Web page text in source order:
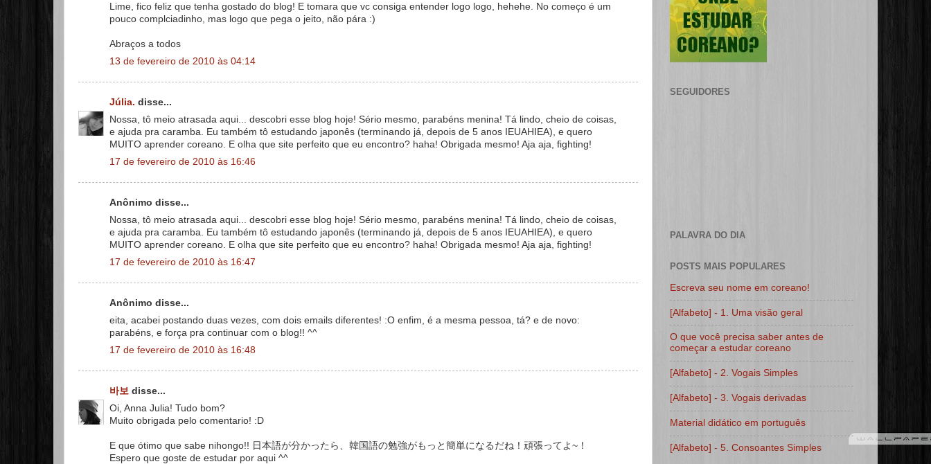
Lime, fico feliz que tenha gostado do blog! E tomara que vc consiga entender logo logo, hehehe. No começo é um
pouco complciadinho, mas logo que pega o jeito, não pára :)
Abraços a todos
13 de fevereiro de 2010 às 04:14
Júlia. disse...
Nossa, tô meio atrasada aqui... descobri esse blog hoje! Sério mesmo, parabéns menina! Tá lindo, cheio de coisas,
e ajuda pra caramba. Eu também tô estudando japonês (terminando já, depois de 5 anos IEUAHIEA), e quero
MUITO aprender coreano. E olha que site perfeito que eu encontro? haha! Obrigada mesmo! Aja aja, fighting!
17 de fevereiro de 2010 às 16:46
Anônimo disse...
Nossa, tô meio atrasada aqui... descobri esse blog hoje! Sério mesmo, parabéns menina! Tá lindo, cheio de coisas,
e ajuda pra caramba. Eu também tô estudando japonês (terminando já, depois de 5 anos IEUAHIEA), e quero
MUITO aprender coreano. E olha que site perfeito que eu encontro? haha! Obrigada mesmo! Aja aja, fighting!
17 de fevereiro de 2010 às 16:47
Anônimo disse...
eita, acabei postando duas vezes, com dois emails diferentes! :O enfim, é a mesma pessoa, tá? e de novo:
parabéns, e força pra continuar com o blog!! ^^
17 de fevereiro de 2010 às 16:48
바보 disse...
Oi, Anna Julia! Tudo bom?
Muito obrigada pelo comentario! :D
E que ótimo que sabe nihongo!! 日本語が分かったら、韓国語の勉強がもっと簡単になるだね！頑張ってよ~！
Espero que goste de estudar por aqui ^^
SEGUIDORES
PALAVRA DO DIA
POSTS MAIS POPULARES
Escreva seu nome em coreano!
[Alfabeto] - 1. Uma visão geral
O que você precisa saber antes de
começar a estudar coreano
[Alfabeto] - 2. Vogais Simples
[Alfabeto] - 3. Vogais derivadas
Material didático em português
[Alfabeto] - 5. Consoantes Simples